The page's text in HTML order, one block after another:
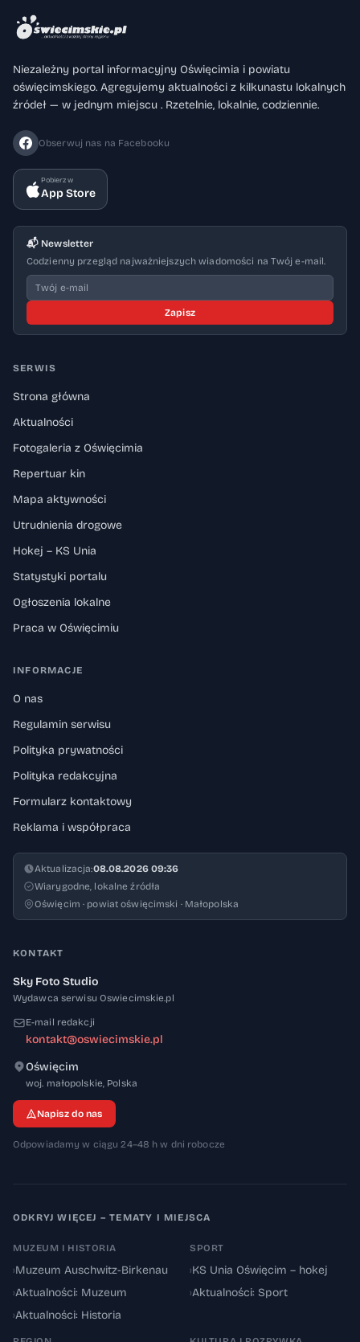
Niezależny portal informacyjny Oświęcimia i powiatu
oświęcimskiego. Agregujemy aktualności z kilkunastu lokalnych
źródeł — w jednym miejscu . Rzetelnie, lokalnie, codziennie.
Obserwuj nas na Facebooku
Pobierz w
App Store
📬 Newsletter
Codzienny przegląd najważniejszych wiadomości na Twój e-mail.
Zapisz
SERWIS
Strona główna
Aktualności
Fotogaleria z Oświęcimia
Repertuar kin
Mapa aktywności
Utrudnienia drogowe
Hokej – KS Unia
Statystyki portalu
Ogłoszenia lokalne
Praca w Oświęcimiu
INFORMACJE
O nas
Regulamin serwisu
Polityka prywatności
Polityka redakcyjna
Formularz kontaktowy
Reklama i współpraca
Aktualizacja:08.08.2026 09:36
Wiarygodne, lokalne źródła
Oświęcim · powiat oświęcimski · Małopolska
KONTAKT
Sky Foto Studio
Wydawca serwisu Oswiecimskie.pl
E-mail redakcji
kontakt@oswiecimskie.pl
Oświęcim
woj. małopolskie, 32-600
Polska
Napisz do nas
Odpowiadamy w ciągu 24–48 h w dni robocze
ODKRYJ WIĘCEJ – TEMATY I MIEJSCA
MUZEUM I HISTORIA
›Muzeum Auschwitz-Birkenau
›Aktualności: Muzeum
›Aktualności: Historia
SPORT
›KS Unia Oświęcim – hokej
›Aktualności: Sport